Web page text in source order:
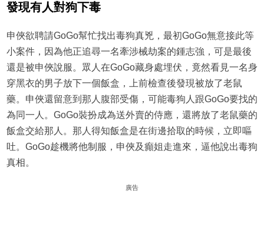
發現有人對狗下毒
申俠欲聘請GoGo幫忙找出毒狗真兇，最初GoGo無意接此等
小案件，因為他正追尋一名牽涉械劫案的鍾志強，可是最後
還是被申俠說服。眾人在GoGo藏身處埋伏，竟然看見一名身
穿黑衣的男子放下一個飯盒，上前檢查後發現被放了老鼠
藥。申俠還留意到那人腹部受傷，可能毒狗人跟GoGo要找的
為同一人。GoGo裝扮成為送外賣的侍應，還將放了老鼠藥的
飯盒交給那人。那人得知飯盒是在街邊拾取的時候，立即嘔
吐。GoGo趁機將他制服，申俠及癲姐走進來，逼他說出毒狗
真相。
廣告